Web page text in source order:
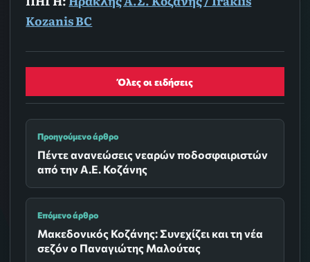
Kozanis BC
Όλες οι ειδήσεις
Προηγούμενο άρθρο
Πέντε ανανεώσεις νεαρών ποδοσφαιριστών
από την Α.Ε. Κοζάνης
Επόμενο άρθρο
Μακεδονικός Κοζάνης: Συνεχίζει και τη νέα
σεζόν ο Παναγιώτης Μαλούτας